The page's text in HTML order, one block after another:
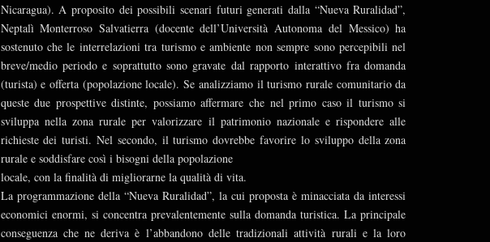
Nicaragua). A proposito dei possibili scenari futuri generati dalla “Nueva Ruralidad”,
Neptalì Monterroso Salvatierra (docente dell’Università Autonoma del Messico) ha
sostenuto che le interrelazioni tra turismo e ambiente non sempre sono percepibili nel
breve/medio periodo e soprattutto sono gravate dal rapporto interattivo fra domanda
(turista) e offerta (popolazione locale). Se analizziamo il turismo rurale comunitario da
queste due prospettive distinte, possiamo affermare che nel primo caso il turismo si
sviluppa nella zona rurale per valorizzare il patrimonio nazionale e rispondere alle
richieste dei turisti. Nel secondo, il turismo dovrebbe favorire lo sviluppo della zona
rurale e soddisfare così i bisogni della popolazione
locale, con la finalità di migliorarne la qualità di vita.
La programmazione della “Nueva Ruralidad”, la cui proposta è minacciata da interessi
economici enormi, si concentra prevalentemente sulla domanda turistica. La principale
conseguenza che ne deriva è l’abbandono delle tradizionali attività rurali e la loro